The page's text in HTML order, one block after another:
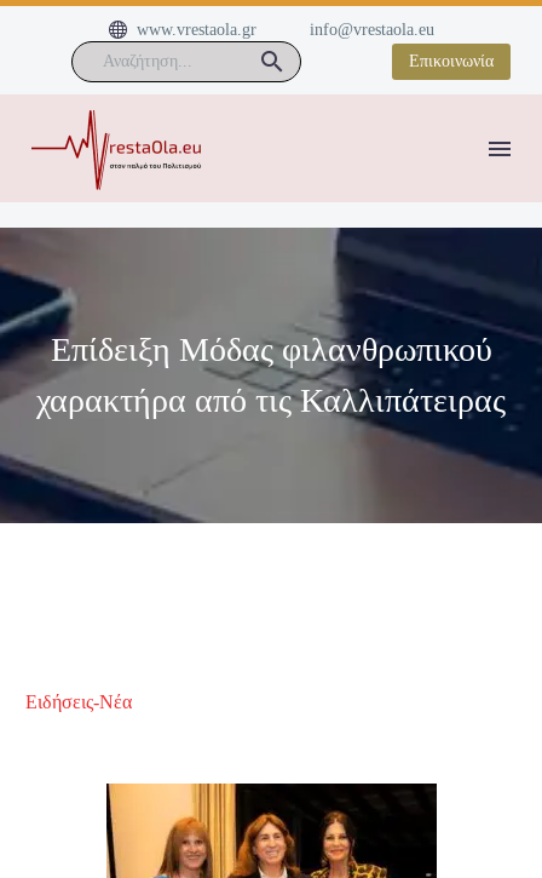

 www.vrestaola.gr
info@vrestaola.eu
Επικοινωνία
Επίδειξη Μόδας φιλανθρωπικού
χαρακτήρα από τις Καλλιπάτειρας
Ειδήσεις-Νέα